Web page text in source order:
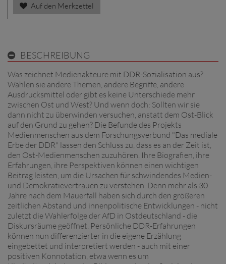
Auf den Merkzettel
BESCHREIBUNG
Was zeichnet Medienakteure mit DDR-Sozialisation aus?
Wählen sie andere Themen, andere Begriffe, andere
Ausdrucksmittel oder gibt es keine Unterschiede mehr
zwischen Ost und West? Und wenn doch: Sollten wir sie
dann nicht zu überwinden versuchen, anstatt dem Ost-Blick
auf den Grund zu gehen? Die Befunde des Projekts
Medienmenschen aus dem Forschungsverbund "Das mediale
Erbe der DDR" lassen den Schluss zu, dass es an der Zeit ist,
den Ost-Medienmenschen zuzuhören. Ihre Biografien, ihre
Erfahrungen, ihre Perspektiven können einen wichtigen
Beitrag leisten, um die Ursachen für schwindendes Medien-
und Demokratievertrauen zu verstehen. Denn mehr als 30
Jahre nach dem Mauerfall haben sich durch den größeren
zeitlichen Abstand und innenpolitische Entwicklungen - nicht
zuletzt die Wahlerfolge der AfD in Ostdeutschland - die
Diskursräume geöffnet. Persönliche DDR-Erfahrungen
können nun differenzierter in die eigene Erzählung
eingebettet und interpretiert werden - auch mit einer
positiven Konnotation, etwa wenn es um